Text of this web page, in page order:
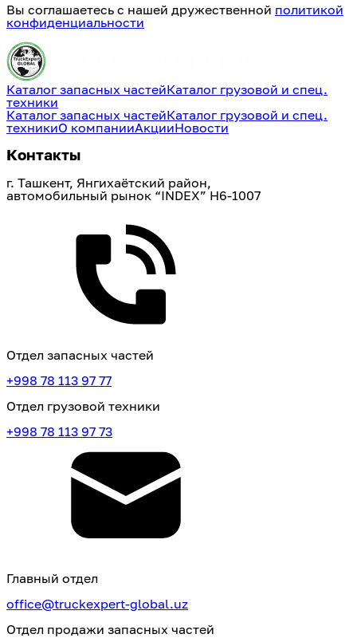
Вы соглашаетесь с нашей дружественной политикой
конфиденциальности
Каталог запасных частейКаталог грузовой и спец.
техники
Каталог запасных частейКаталог грузовой и спец.
техникиО компанииАкцииНовости
Контакты
г. Ташкент, Янгихаётский район,
автомобильный рынок “INDEX” H6-1007
Отдел запасных частей
+998 78 113 97 77
Отдел грузовой техники
+998 78 113 97 73
Главный отдел
office@truckexpert-global.uz
Отдел продажи запасных частей